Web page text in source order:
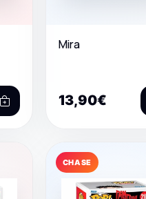
Mira
13,90€
CHASE